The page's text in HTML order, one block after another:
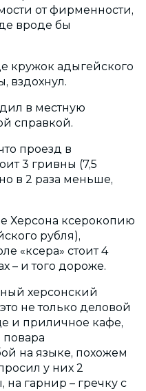
от фирменности,
вроде бы
кружок адыгейского
вздохнул.
в местную
справкой.
проезд в
3 гривны (7,5
в 2 раза меньше,
Херсона ксерокопию
рубля),
«ксера» стоит 4
– и того дороже.
херсонский
не только деловой
и приличное кафе,
повара
на языке, похожем
у них 2
гарнир – гречку с